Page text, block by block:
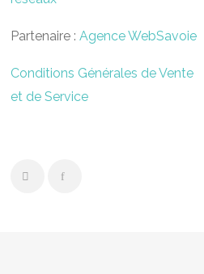
Partenaire :Agence WebSavoie
Conditions Générales de Vente
et de Service